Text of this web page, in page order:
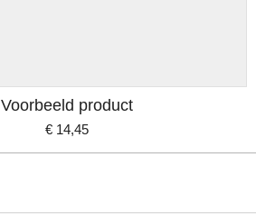
Voorbeeld product
€ 14,45